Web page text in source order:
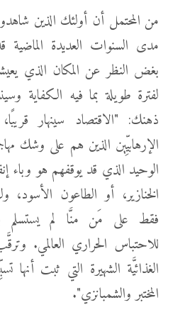
من المحتمل أن أولئك الذين
مدى السنوات العديدة
بغض النظر عن المكان الذي
لفترة طويلة بما فيه الكفاية
ذهنك: "الاقتصاد سينهار
الإرهابيِّين الذين هم على وشك
الوحيد الذي قد يوقفهم هو وباء
الخنازير، أو الطاعون الأسود،
فقط على مَن منَّا لم يستسلم
للاحتباس الحراري العالمي.
الغذائيَّة الشهيرة التي ثبت
المختبر والشمبانزي".